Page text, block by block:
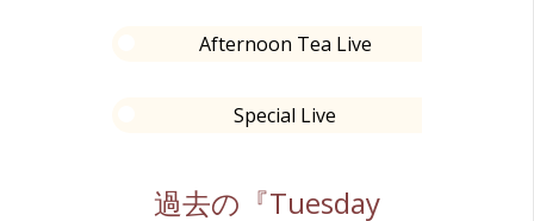
瀬木貴将withクラブアンディーノツ
し、反響を呼ぶ。ポルノグラフィテ
アフリカ・ナミビアを旅し、野生動
物・大自然の世界に感銘を受ける。
Afternoon Tea Live
Special Live
過去の『Tuesday